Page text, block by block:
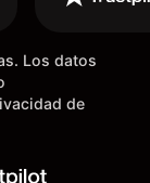
Los datos
de